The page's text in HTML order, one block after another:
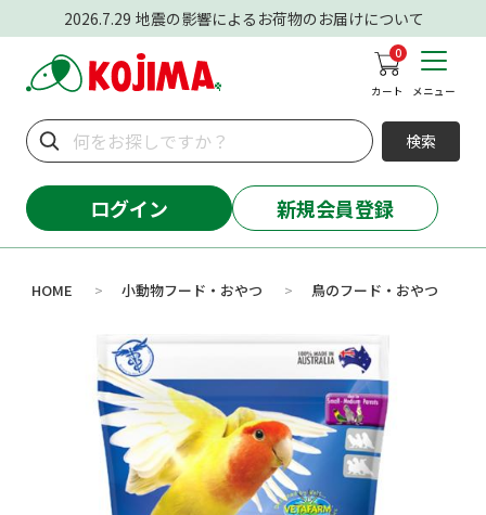
2026.7.29 地震の影響によるお荷物のお届けについて
0
カート メニュー
検索
ログイン 新規会員登録
HOME > 小動物フード・おやつ > 鳥のフード・おやつ